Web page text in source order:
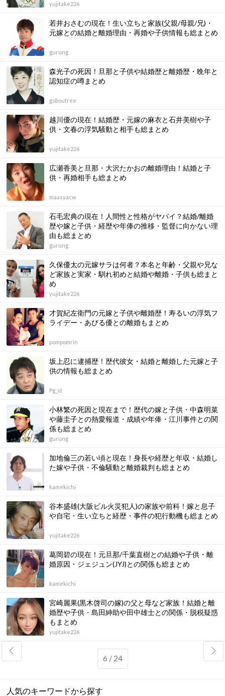
yujitake226
若井おさむの現在！生い立ちと家族(父親/母親/兄)・
元嫁との結婚と離婚理由・再婚や子供情報も総まとめ
gurung
森光子の死因！旦那と子供や結婚歴と離婚歴・晩年と
認知症の噂まとめ
goboutree
越川優の現在！結婚歴・元嫁の麻衣と石井美樹や子
供・文春の浮気騒動と相手も総まとめ
yujitake226
広瀬香美と旦那・大沢たかおの離婚理由！結婚と子
供・再婚相手も総まとめ
maasyacw
石毛宏典の現在！人間性と性格がヤバイ？結婚/離婚
歴や嫁と子供・経歴や年俸の推移・監督に向かない理
由も総まとめ
gurung
久保優太の元嫁サラは何者？本名と年齢・父親や兄な
ど家族と実家・馴れ初めと結婚や離婚・子供も総まと
め
yujitake226
才賀紀左衛門の元嫁と子供や離婚歴！寿るいの浮気フ
ライデー・あびる優との離婚もまとめ
pompomrin
坂上忍に逮捕歴！歴代彼女・結婚と離婚した元嫁と子
供の情報も総まとめ
Pg_st
小林繁の死因と現在まで！歴代の嫁と子供・中森明菜
や藤圭子との熱愛報道・成績や年俸・江川事件との関
係も総まとめ
gurung
加地倫三の若い頃と現在！身長や経歴と年収・結婚し
た嫁や子供・不倫騒動と離婚裁判も総まとめ
kamekichi
谷本盛雄(大阪ビル火災犯人)の家族や前科！嫁と息子
や自宅・生い立ちと経歴・事件の犯行動機も総まとめ
yujitake226
葛岡碧の現在！元旦那/千葉直樹との結婚や子供・離
婚原因・ジェジュン(JYJ)との関係も総まとめ
kamekichi
宮崎麗果(黒木啓司の嫁)の父と母など家族！結婚と離
婚歴や子供・島田紳助や田中雄士との関係・脱税疑惑
もまとめ
yujitake226
6 / 24
人気のキーワードから探す